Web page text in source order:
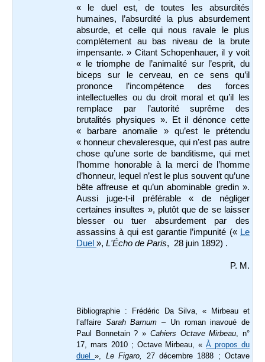
« le duel est, de toutes les absurdités
humaines, l’absurdité la plus absurdement
absurde, et celle qui nous ravale le plus
complètement au bas niveau de la brute
impensante. » Citant Schopenhauer, il y voit
« le triomphe de l’animalité sur l’esprit, du
biceps sur le cerveau, en ce sens qu’il
prononce l’incompétence des forces
intellectuelles ou du droit moral et qu’il les
remplace par l’autorité suprême des
brutalités physiques ». Et il dénonce cette
« barbare anomalie » qu’est le prétendu
« honneur chevaleresque, qui n’est pas autre
chose qu’une sorte de banditisme, qui met
l’homme honorable à la merci de l’homme
d’honneur, lequel n’est le plus souvent qu’une
bête affreuse et qu’un abominable gredin ».
Aussi juge-t-il préférable « de négliger
certaines insultes », plutôt que de se laisser
blesser ou tuer absurdement par des
assassins à qui est garantie l’impunité (« Le
Duel », L'Écho de Paris, 28 juin 1892) .
P. M.
Bibliographie : Frédéric Da Silva, « Mirbeau et
l’affaire Sarah Barnum – Un roman inavoué de
Paul Bonnetain ? » Cahiers Octave Mirbeau, n°
17, mars 2010 ; Octave Mirbeau, «À propos du
duel», Le Figaro,
27 décembre 1888 ; Octave